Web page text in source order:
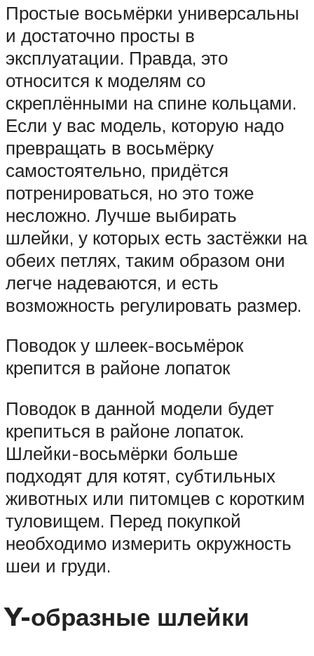
Простые восьмёрки универсальны
и достаточно просты в
эксплуатации. Правда, это
относится к моделям со
скреплёнными на спине кольцами.
Если у вас модель, которую надо
превращать в восьмёрку
самостоятельно, придётся
потренироваться, но это тоже
несложно. Лучше выбирать
шлейки, у которых есть застёжки на
обеих петлях, таким образом они
легче надеваются, и есть
возможность регулировать размер.
Поводок у шлеек-восьмёрок
крепится в районе лопаток
Поводок в данной модели будет
крепиться в районе лопаток.
Шлейки-восьмёрки больше
подходят для котят, субтильных
животных или питомцев с коротким
туловищем. Перед покупкой
необходимо измерить окружность
шеи и груди.
Y-образные шлейки